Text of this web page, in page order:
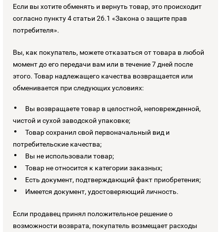
Если вы хотите обменять и вернуть товар, это происходит
согласно пункту 4 статьи 26.1 «Закона о защите прав
потребителя».
Вы, как покупатель, можете отказаться от товара в любой
момент до его передачи вам или в течение 7 дней после
этого. Товар надлежащего качества возвращается или
обменивается при следующих условиях:
Вы возвращаете товар в целостной, неповрежденной,
чистой и сухой заводской упаковке;
Товар сохранил свой первоначальный вид и
потребительские качества;
Вы не использовали товар;
Товар не относится к категории заказных;
Есть документ, подтверждающий факт приобретения;
Имеется документ, удостоверяющий личность.
Если продавец принял положительное решение о
возможности возврата, покупатель возмещает расходы